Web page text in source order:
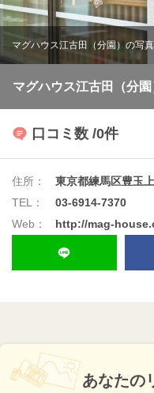
マグハウス江古田（分園）の写真
マグハウス江古田（分園
口コミ数 /0件
住所：
東京都練馬区豊玉
TEL：
03-6914-7370
Web：
http://mag-
あなたの